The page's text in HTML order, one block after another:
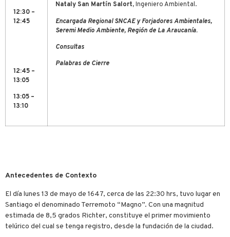
12:30 –
12:45
12:45 –
13:05
13:05 –
13:10
Nataly San Martín Salort,Ingeniero Ambiental.
Encargada Regional SNCAE y Forjadores Ambientales,
Seremi Medio Ambiente, Región de La Araucanía.
Consultas
Palabras de Cierre
Antecedentes de Contexto
El día lunes 13 de mayo de 1647, cerca de las 22:30 hrs, tuvo lugar en
Santiago el denominado Terremoto “Magno”. Con una magnitud
estimada de 8,5 grados Richter, constituye el primer movimiento
telúrico del cual se tenga registro, desde la fundación de la ciudad.